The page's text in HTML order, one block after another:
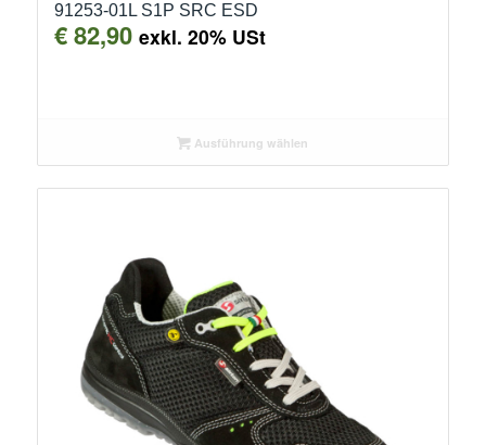
91253-01L S1P SRC ESD
€82,90 exkl. 20% USt
Ausführung wählen